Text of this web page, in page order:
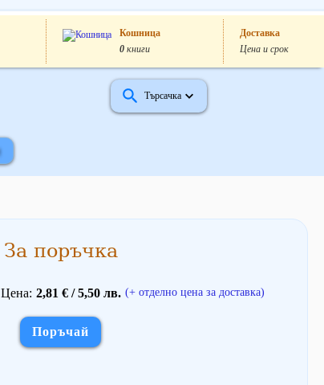
Кошница
0 книги
Доставка
Цена и срок
Търсачка
За поръчка
Цена 2,81 € / 5,50 лв. (+ отделно цена за доставка)
Поръчай